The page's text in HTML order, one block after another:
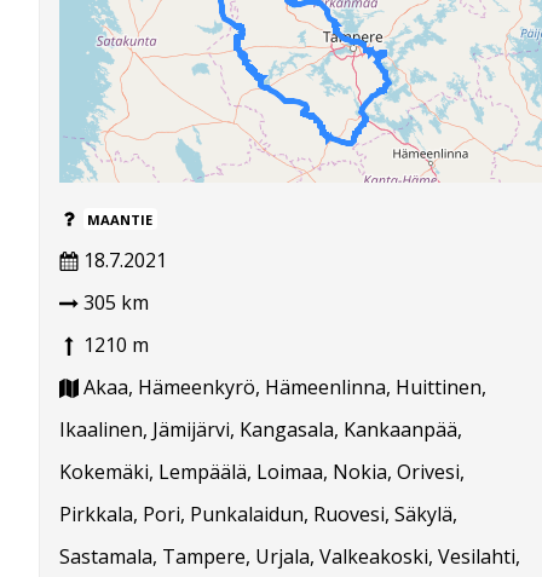
MAANTIE
18.7.2021
305 km
1210 m
Akaa, Hämeenkyrö, Hämeenlinna, Huittinen,
Ikaalinen, Jämijärvi, Kangasala, Kankaanpää,
Kokemäki, Lempäälä, Loimaa, Nokia, Orivesi,
Pirkkala, Pori, Punkalaidun, Ruovesi, Säkylä,
Sastamala, Tampere, Urjala, Valkeakoski, Vesilahti,